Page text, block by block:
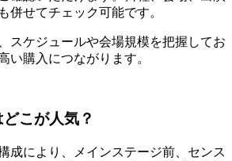
併せてチェック可能です。
スケジュールや会場規模を把握してお
い購入につながります。
こが人気？
成により、メインステージ前、センス